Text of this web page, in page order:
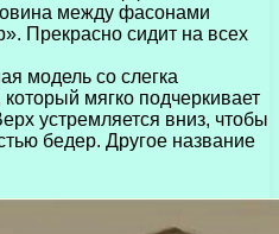
между фасонами
Прекрасно сидит на всех
модель со слегка
мягко подчеркивает
устремляется вниз, чтобы
бедер. Другое название